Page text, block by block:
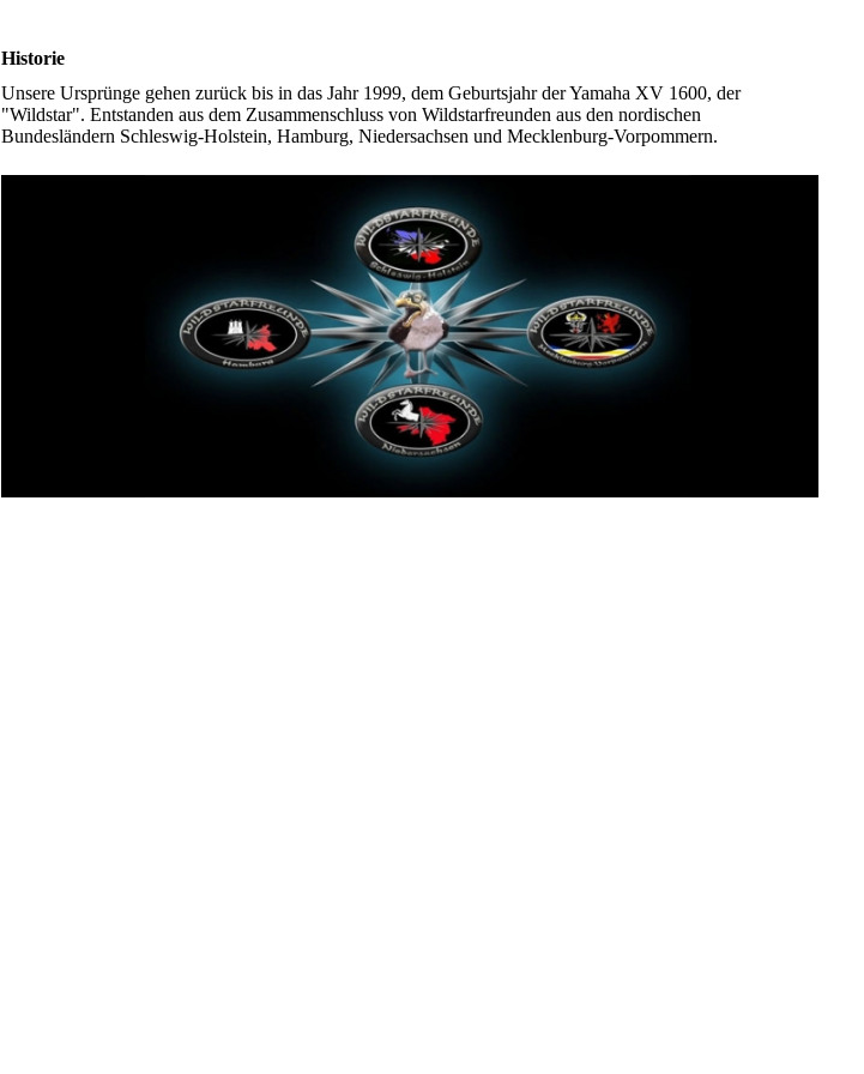
Historie
Unsere Ursprünge gehen zurück bis in das Jahr 1999, dem Geburtsjahr der Yamaha XV 1600, der
"Wildstar". Entstanden aus dem Zusammenschluss von Wildstarfreunden aus den nordischen
Bundesländern Schleswig-Holstein, Hamburg, Niedersachsen und Mecklenburg-Vorpommern.